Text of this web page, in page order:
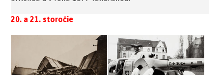
20. a 21. storočie